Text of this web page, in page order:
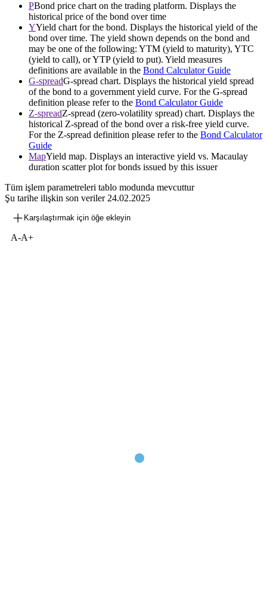
PBond price chart on the trading platform. Displays the
historical price of the bond over time
YYield chart for the bond. Displays the historical yield of the
bond over time. The yield shown depends on the bond and
may be one of the following: YTM (yield to maturity), YTC
(yield to call), or YTP (yield to put). Yield measures
definitions are available in the Bond Calculator Guide
G-spreadG-spread chart. Displays the historical yield spread
of the bond to a government yield curve. For the G-spread
definition please refer to the Bond Calculator Guide
Z-spreadZ-spread (zero-volatility spread) chart. Displays the
historical Z-spread of the bond over a risk-free yield curve.
For the Z-spread definition please refer to the Bond Calculator
Guide
MapYield map. Displays an interactive yield vs. Macaulay
duration scatter plot for bonds issued by this issuer
Tüm işlem parametreleri tablo modunda mevcuttur
Şu tarihe ilişkin son veriler 24.02.2025
Karşılaştırmak için öğe ekleyin